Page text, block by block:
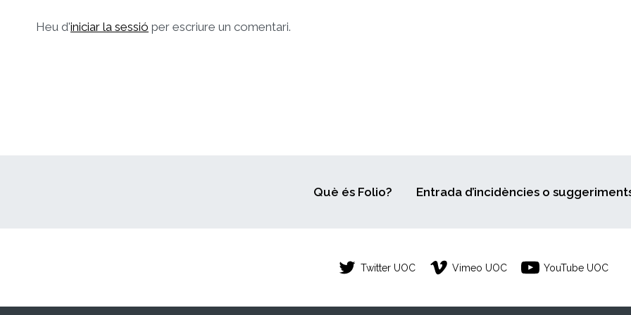
Heu d'iniciar la sessió per escriure un comentari.
Què és Folio? Entrada d’incidències o
Twitter UOC Vimeo UOC YouTube UOC